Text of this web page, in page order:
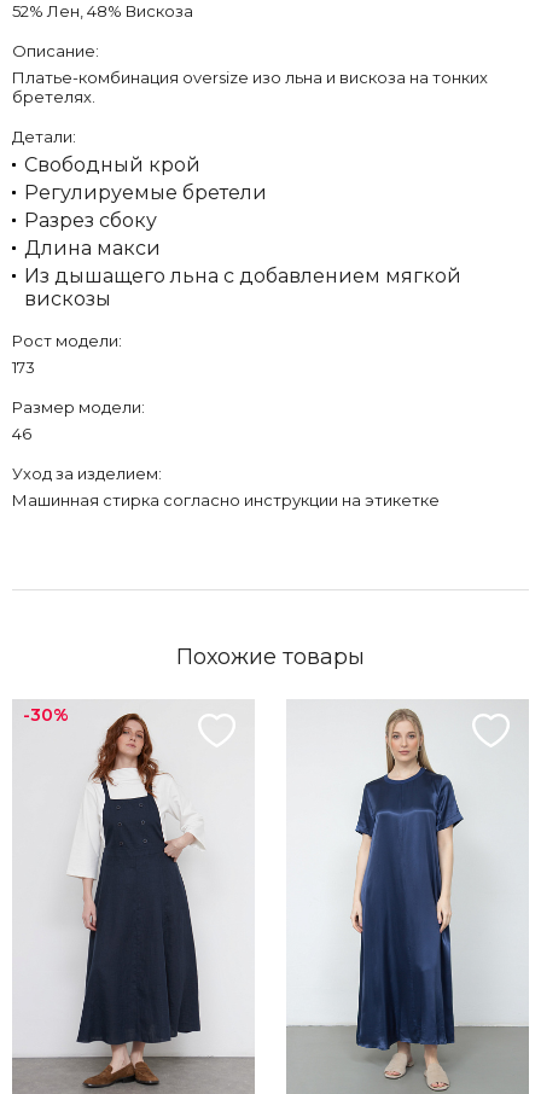
52% Лен, 48% Вискоза
Описание:
Платье-комбинация oversize изо льна и вискоза на тонких
бретелях.
Детали:
Свободный крой
Регулируемые бретели
Разрез сбоку
Длина макси
Из дышащего льна с добавлением мягкой
вискозы
Рост модели:
173
Размер модели:
46
Уход за изделием:
Машинная стирка согласно инструкции на этикетке
Похожие товары
-30%